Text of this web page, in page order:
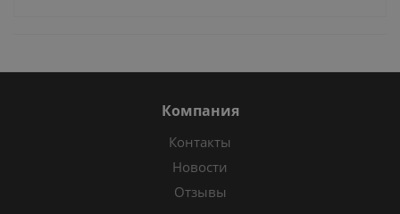
Компания
Контакты
Новости
Отзывы